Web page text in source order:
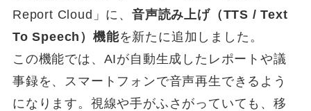
Report Cloud」に、音声読み上げ（TTS / Text
To Speech）機能を新たに追加しました。
この機能では、AIが自動生成したレポートや議
事録を、スマートフォンで音声再生できるよう
になります。視線や手がふさがっていても、移